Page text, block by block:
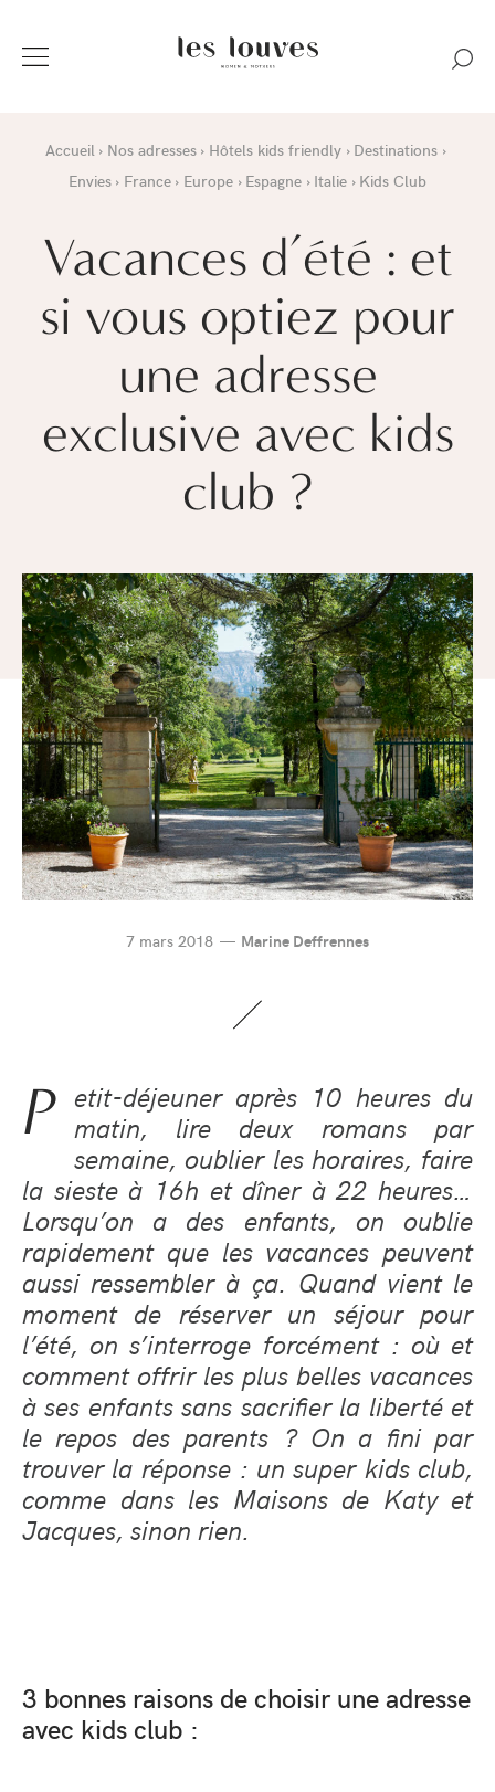
Accueil Nos adresses Hôtels kids friendly Destinations
Envies
France Europe Espagne Italie Kids Club
Vacances d’été : et
si vous optiez pour
une adresse
exclusive avec kids
club ?
7 mars 2018 Marine Deffrennes
P etit-déjeuner après 10 heures du
matin, lire deux romans par
semaine, oublier les horaires, faire
la sieste à 16h et dîner à 22 heures…
Lorsqu’on a des enfants, on oublie
rapidement que les vacances peuvent
aussi ressembler à ça. Quand vient le
moment de réserver un séjour pour
l’été, on s’interroge forcément : où et
comment offrir les plus belles vacances
à ses enfants sans sacrifier la liberté et
le repos des parents ? On a fini par
trouver la réponse : un super kids club,
comme dans les Maisons de Katy et
Jacques, sinon rien.
3 bonnes raisons de choisir une adresse
avec kids club :